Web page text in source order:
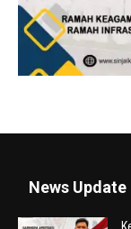
News Update